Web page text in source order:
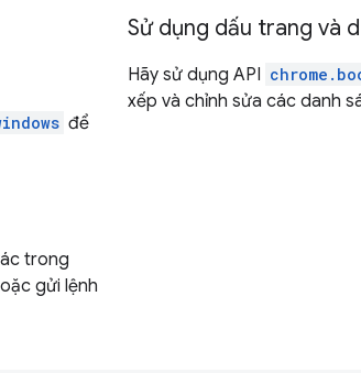
để
trong
gửi lệnh
Sử dụng dấu trang và
Hãy sử dụng API
xếp và chỉnh sửa các danh